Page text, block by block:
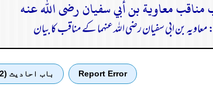
بن ابی سفیان رضی الله عنہما کے مناقب کا بیان
Report Error باب احادیث (2)